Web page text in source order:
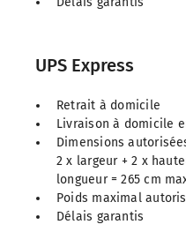
UPS Express
Retrait à domicile
Livraison à domicile
Dimensions
2 x largeur + 2 x
longueur = 265 cm
Poids maximal
Délais garantis